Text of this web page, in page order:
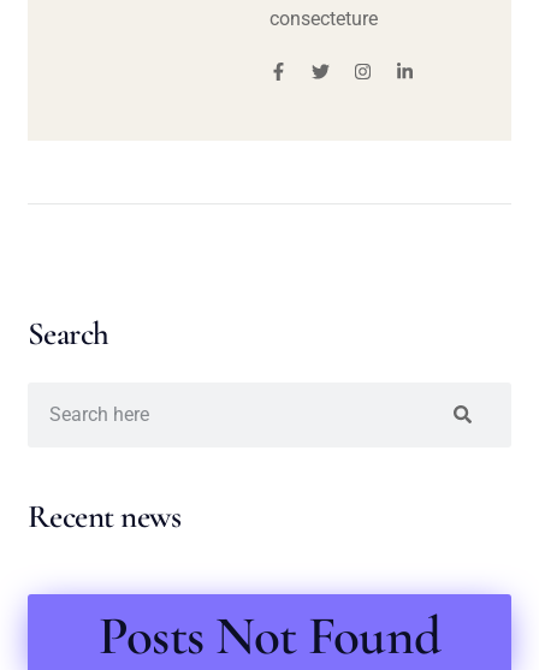
consecteture
Search
Recent news
Posts Not Found